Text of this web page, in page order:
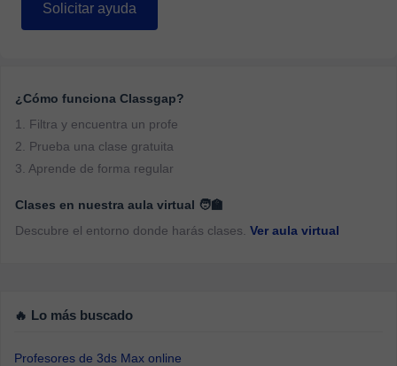
Solicitar ayuda
¿Cómo funciona Classgap?
1. Filtra y encuentra un profe
2. Prueba una clase gratuita
3. Aprende de forma regular
Clases en nuestra aula virtual 🧑‍🏫
Descubre el entorno donde harás clases. Ver aula virtual
🔥 Lo más buscado
Profesores de 3ds Max online